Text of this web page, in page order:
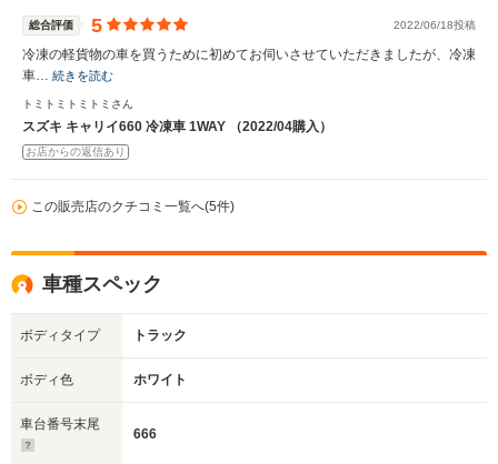
総合評価 5 2022/06/18投稿
冷凍の軽貨物の車を買うために初めてお伺いさせていただきましたが、冷凍
車… 続きを読む
トミトミトミトミさん
スズキ キャリイ660 冷凍車 1WAY （2022/04購入）
お店からの返信あり
この販売店のクチコミ一覧へ(5件)
車種スペック
ボディタイプ トラック
ボディ色 ホワイト
車台番号末尾
666